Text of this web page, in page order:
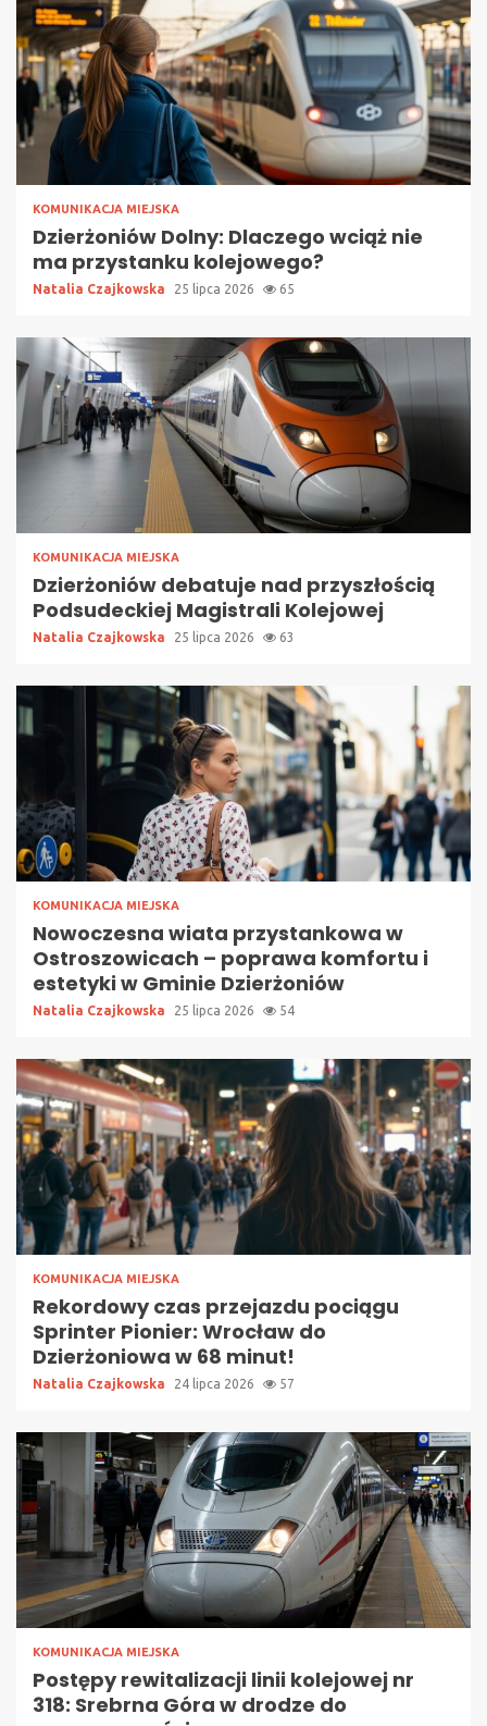
KOMUNIKACJA MIEJSKA
Dzierżoniów Dolny: Dlaczego wciąż nie
ma przystanku kolejowego?
Natalia Czajkowska 25 lipca 2026 65
KOMUNIKACJA MIEJSKA
Dzierżoniów debatuje nad przyszłością
Podsudeckiej Magistrali Kolejowej
Natalia Czajkowska 25 lipca 2026 63
KOMUNIKACJA MIEJSKA
Nowoczesna wiata przystankowa w
Ostroszowicach – poprawa komfortu i
estetyki w Gminie Dzierżoniów
Natalia Czajkowska 25 lipca 2026 54
KOMUNIKACJA MIEJSKA
Rekordowy czas przejazdu pociągu
Sprinter Pionier: Wrocław do
Dzierżoniowa w 68 minut!
Natalia Czajkowska 24 lipca 2026 57
KOMUNIKACJA MIEJSKA
Postępy rewitalizacji linii kolejowej nr
318: Srebrna Góra w drodze do